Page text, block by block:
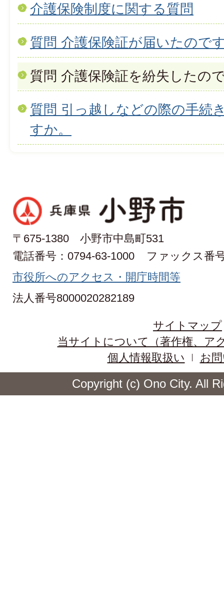
介護保険制度に関する質問
質問 介護保険証が届いたので
質問 介護保険証を紛失したの
質問 引っ越しなどの際の手続
すか。
〒675-1380 小野市中島町531
電話番号：0794-63-1000
ファックス番
市役所へのアクセス・開庁時間等
法人番号8000020282189
サイトマップ
当サイトについて（著作権、ア
個人情報取扱い
お
Copyright (c) Ono City. All